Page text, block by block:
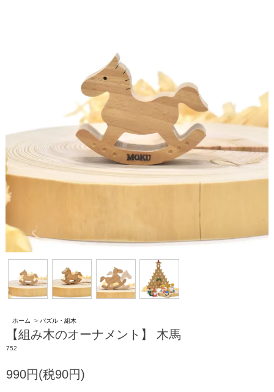
ホーム > パズル・組木
【組み木のオーナメント】 木馬
752
990円(税90円)